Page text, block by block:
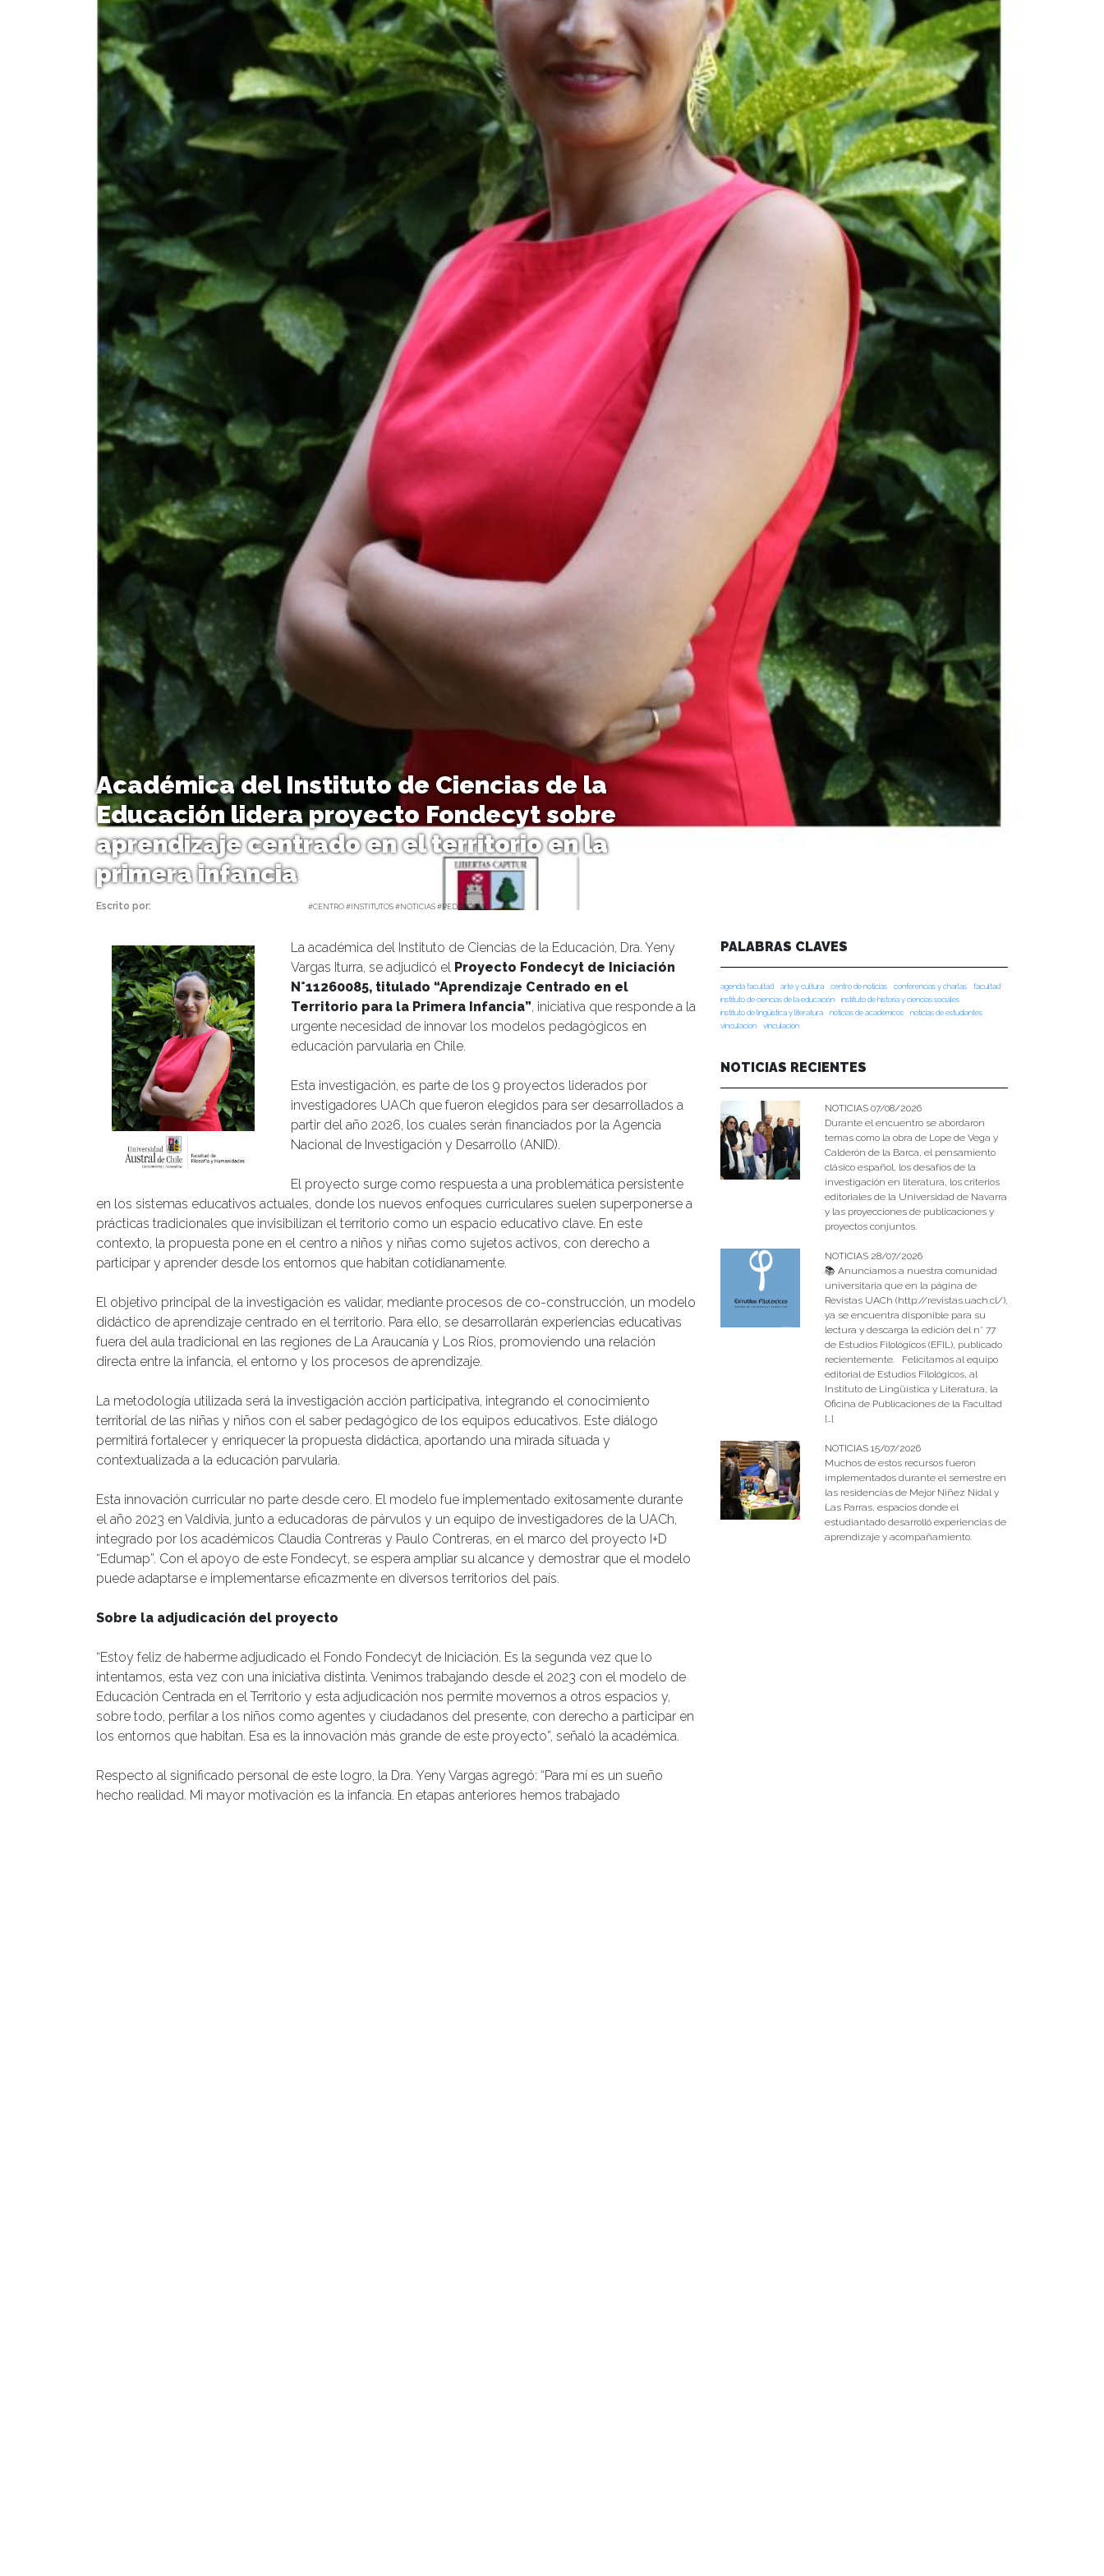
Académica del Instituto de Ciencias de la
Educación lidera proyecto Fondecyt sobre
aprendizaje centrado en el territorio en la
primera infancia
Escrito por: #CENTRO #INSTITUTOS #NOTICIAS #PEDAGOGÍA
La académica del Instituto de Ciencias de la Educación, Dra. Yeny
Vargas Iturra, se adjudicó el Proyecto Fondecyt de Iniciación
N°11260085, titulado “Aprendizaje Centrado en el
Territorio para la Primera Infancia”, iniciativa que responde a la
urgente necesidad de innovar los modelos pedagógicos en
educación parvularia en Chile.
Esta investigación, es parte de los 9 proyectos liderados por
investigadores UACh que fueron elegidos para ser desarrollados a
partir del año 2026, los cuales serán financiados por la Agencia
Nacional de Investigación y Desarrollo (ANID).
El proyecto surge como respuesta a una problemática persistente
en los sistemas educativos actuales, donde los nuevos enfoques curriculares suelen superponerse a
prácticas tradicionales que invisibilizan el territorio como un espacio educativo clave. En este
contexto, la propuesta pone en el centro a niños y niñas como sujetos activos, con derecho a
participar y aprender desde los entornos que habitan cotidianamente.
El objetivo principal de la investigación es validar, mediante procesos de co-construcción, un modelo
didáctico de aprendizaje centrado en el territorio. Para ello, se desarrollarán experiencias educativas
fuera del aula tradicional en las regiones de La Araucanía y Los Ríos, promoviendo una relación
directa entre la infancia, el entorno y los procesos de aprendizaje.
La metodología utilizada será la investigación acción participativa, integrando el conocimiento
territorial de las niñas y niños con el saber pedagógico de los equipos educativos. Este diálogo
permitirá fortalecer y enriquecer la propuesta didáctica, aportando una mirada situada y
contextualizada a la educación parvularia.
Esta innovación curricular no parte desde cero. El modelo fue implementado exitosamente durante
el año 2023 en Valdivia, junto a educadoras de párvulos y un equipo de investigadores de la UACh,
integrado por los académicos Claudia Contreras y Paulo Contreras, en el marco del proyecto I+D
“Edumap”. Con el apoyo de este Fondecyt, se espera ampliar su alcance y demostrar que el modelo
puede adaptarse e implementarse eficazmente en diversos territorios del país.
Sobre la adjudicación del proyecto
“Estoy feliz de haberme adjudicado el Fondo Fondecyt de Iniciación. Es la segunda vez que lo
intentamos, esta vez con una iniciativa distinta. Venimos trabajando desde el 2023 con el modelo de
Educación Centrada en el Territorio y esta adjudicación nos permite movernos a otros espacios y,
sobre todo, perfilar a los niños como agentes y ciudadanos del presente, con derecho a participar en
los entornos que habitan. Esa es la innovación más grande de este proyecto”, señaló la académica.
Respecto al significado personal de este logro, la Dra. Yeny Vargas agregó: “Para mí es un sueño
hecho realidad. Mi mayor motivación es la infancia. En etapas anteriores hemos trabajado
PALABRAS CLAVES
agenda facultad arte y cultura centro de noticias conferencias y charlas
facultad
instituto de ciencias de la educación
instituto de historia y ciencias sociales
instituto de lingüística y literatura
noticias de académicos
noticias de estudiantes
vinculacion
vinculación
NOTICIAS RECIENTES
NOTICIAS 07/08/2026
Durante el encuentro se abordaron
temas como la obra de Lope de Vega y
Calderón de la Barca, el pensamiento
clásico español, los desafíos de la
investigación en literatura, los criterios
editoriales de la Universidad de Navarra
y las proyecciones de publicaciones y
proyectos conjuntos.
NOTICIAS 28/07/2026
📚 Anunciamos a nuestra comunidad
universitaria que en la página de
Revistas UACh (http://revistas.uach.cl/),
ya se encuentra disponible para su
lectura y descarga la edición del n° 77
de Estudios Filológicos (EFIL), publicado
recientemente. Felicitamos al equipo
editorial de Estudios Filológicos, al
Instituto de Lingüística y Literatura, la
Oficina de Publicaciones de la Facultad
[…]
NOTICIAS 15/07/2026
Muchos de estos recursos fueron
implementados durante el semestre en
las residencias de Mejor Niñez Nidal y
Las Parras, espacios donde el
estudiantado desarrolló experiencias de
aprendizaje y acompañamiento.